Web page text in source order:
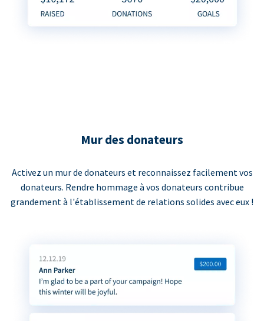
Mur des donateurs
Activez un mur de donateurs et reconnaissez facilement vos
donateurs. Rendre hommage à vos donateurs contribue
grandement à l'établissement de relations solides avec eux !